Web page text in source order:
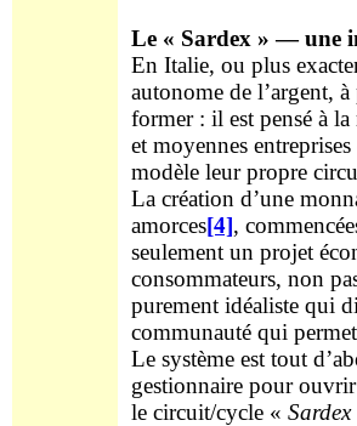
Le « Sardex » — une
En Italie, ou plus
autonome de l’argent,
former : il est pensé à
et moyennes
modèle leur propre
La création d’une
amorces[4],
seulement un projet
consommateurs, non
purement idéaliste qui
communauté qui
Le système est tout
gestionnaire pour
le circuit/cycle « Sardex